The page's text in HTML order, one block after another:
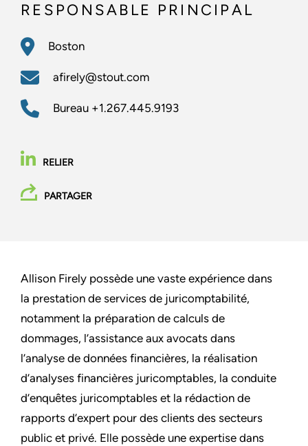
RESPONSABLE PRINCIPAL
Boston
afirely@stout.com
Bureau +1.267.445.9193
RELIER
PARTAGER
Allison Firely possède une vaste expérience dans
la prestation de services de juricomptabilité,
notamment la préparation de calculs de
dommages, l’assistance aux avocats dans
l’analyse de données financières, la réalisation
d’analyses financières juricomptables, la conduite
d’enquêtes juricomptables et la rédaction de
rapports d’expert pour des clients des secteurs
public et privé. Elle possède une expertise dans